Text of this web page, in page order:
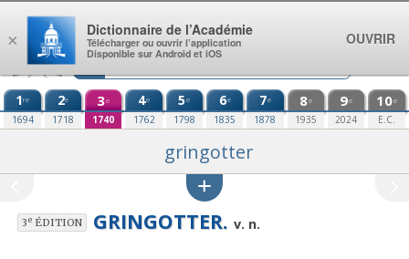
Aller au contenu
1re
1694
2e
1718
3e
1740
4e
1762
5e
1798
6e
1835
7e
1878
8e
1935
9e
2024
10e
E.C.
gringotter
3eÉDITION GRINGOTTER. v. n.
×
Dictionnaire de l’Académie
Télécharger ou ouvrir l’application
Disponible sur Android et iOS
OUVRIR